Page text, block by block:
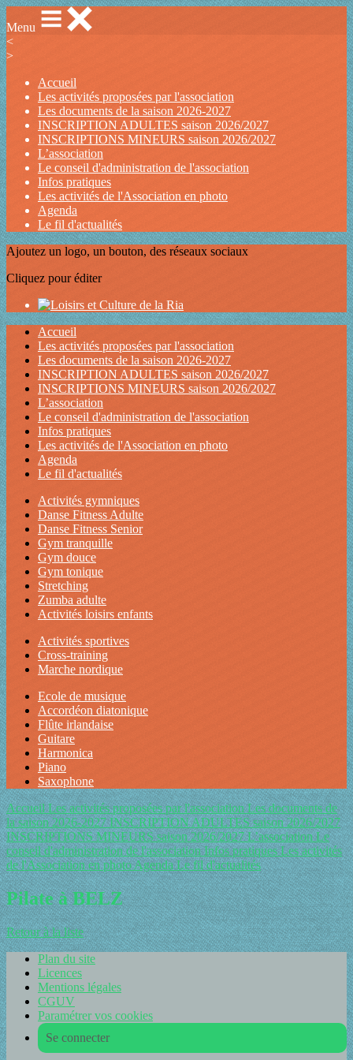
Menu
<
>
Accueil
Les activités proposées par l'association
Les documents de la saison 2026-2027
INSCRIPTION ADULTES saison 2026/2027
INSCRIPTIONS MINEURS saison 2026/2027
L’association
Le conseil d'administration de l'association
Infos pratiques
Les activités de l'Association en photo
Agenda
Le fil d'actualités
Ajoutez un logo, un bouton, des réseaux sociaux
Cliquez pour éditer
Accueil
Les activités proposées par l'association
Les documents de la saison 2026-2027
INSCRIPTION ADULTES saison 2026/2027
INSCRIPTIONS MINEURS saison 2026/2027
L’association
Le conseil d'administration de l'association
Infos pratiques
Les activités de l'Association en photo
Agenda
Le fil d'actualités
Activités gymniques
Danse Fitness Adulte
Danse Fitness Senior
Gym tranquille
Gym douce
Gym tonique
Stretching
Zumba adulte
Activités loisirs enfants
Activités sportives
Cross-training
Marche nordique
Ecole de musique
Accordéon diatonique
Flûte irlandaise
Guitare
Harmonica
Piano
Saxophone
AccueilLes activités proposées par l'associationLes documents de
la saison 2026-2027INSCRIPTION ADULTES saison 2026/2027
INSCRIPTIONS MINEURS saison 2026/2027L’associationLe
conseil d'administration de l'associationInfos pratiquesLes activités
de l'Association en photoAgendaLe fil d'actualités
Pilate à BELZ
Retour à la liste
Plan du site
Licences
Mentions légales
CGUV
Paramétrer vos cookies
Se connecter